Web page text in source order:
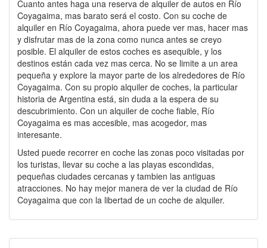
Cuanto antes haga una reserva de alquiler de autos en Río
Coyagaima, mas barato será el costo. Con su coche de
alquiler en Río Coyagaima, ahora puede ver mas, hacer mas
y disfrutar mas de la zona como nunca antes se creyo
posible. El alquiler de estos coches es asequible, y los
destinos están cada vez mas cerca. No se limite a un area
pequeña y explore la mayor parte de los alrededores de Río
Coyagaima. Con su propio alquiler de coches, la particular
historia de Argentina está, sin duda a la espera de su
descubrimiento. Con un alquiler de coche fiable, Río
Coyagaima es mas accesible, mas acogedor, mas
interesante.
Usted puede recorrer en coche las zonas poco visitadas por
los turistas, llevar su coche a las playas escondidas,
pequeñas ciudades cercanas y tambien las antiguas
atracciones. No hay mejor manera de ver la ciudad de Río
Coyagaima que con la libertad de un coche de alquiler.